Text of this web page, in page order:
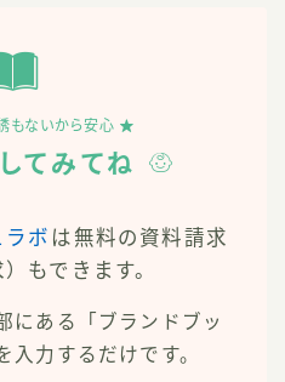
もないから安心
てみてね
ボ は無料の資料請求
もできます。
にある「ブランドブッ
入力するだけです。